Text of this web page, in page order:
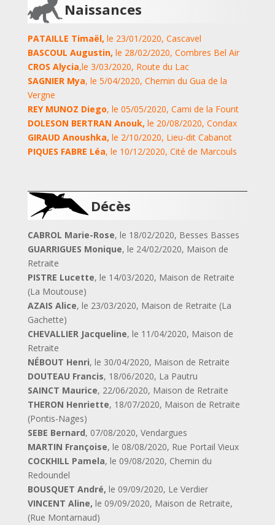
Naissances
PATAILLE Timaël, le 23/01/2020, Cascavel
BASCOUL Augustin, le 28/02/2020, Combres Bel Air
CROS Alycia,le 3/03/2020, Route du Lac
SAGNIER Mya, le 5/04/2020, Chemin du Gua de la
Vergne
REY MUNOZ Diego, le 05/05/2020, Cami de la Fount
DOLESON BERTRAN Anouk, le 20/08/2020, Condax
GIRAUD Anoushka, le 2/10/2020, Lieu-dit Cabanot
PIQUES FABRE Léa, le 10/12/2020, Cité de Marcouls
Décès
CABROL Marie-Rose, le 18/02/2020, Besses Basses
GUARRIGUES Monique, le 24/02/2020, Maison de
Retraite
PISTRE Lucette, le 14/03/2020, Maison de Retraite
(La Moutouse)
AZAIS Alice, le 23/03/2020, Maison de Retraite (La
Gachette)
CHEVALLIER Jacqueline, le 11/04/2020, Maison de
Retraite
NÉBOUT Henri, le 30/04/2020, Maison de Retraite
DOUTEAU Francis, 18/06/2020, La Pautru
SAINCT Maurice, 22/06/2020, Maison de Retraite
THERON Henriette, 18/07/2020, Maison de Retraite
(Pontis-Nages)
SEBE Bernard, 07/08/2020, Vendargues
MARTIN Françoise, le 08/08/2020, Rue Portail Vieux
COCKHILL Pamela, le 09/08/2020, Chemin du
Redoundel
BOUSQUET André, le 09/09/2020, Le Verdier
VINCENT Aline, le 09/09/2020, Maison de Retraite,
(Rue Montarnaud)